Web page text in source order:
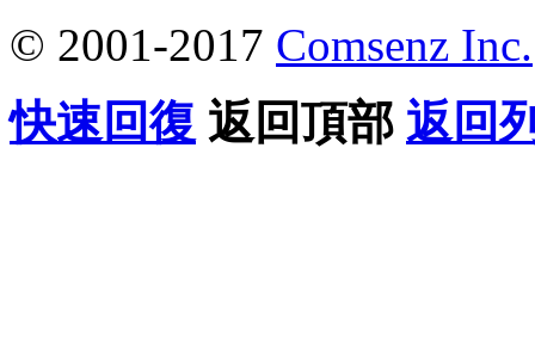
© 2001-2017 Comsenz Inc.
快速回復 返回頂部 返回